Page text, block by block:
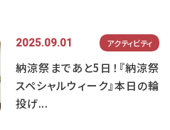
2025.09.01 アクティビティ
納涼祭まであと5日！『納涼祭
スペシャルウィーク』本日の輪
投げ...